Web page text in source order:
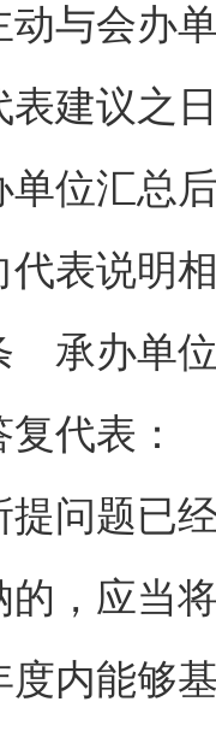
动与会办
表建议之
单位汇总
代表说明
办单位
代表：
题已经
的，应当
度内能够